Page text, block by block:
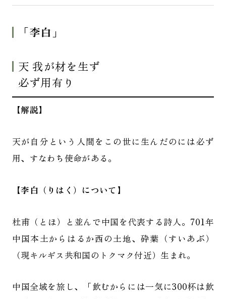
「李白 」
天 我が材を生ず
必ず用有り
【解説】
天が自分という人間をこの世に生んだのには必ず
用、すなわち使命がある。
【李白（りはく）について】
杜甫（とほ）と並んで中国を代表する詩人。701年
中国本土からはるか西の土地、砕葉（すいあぶ）
（現キルギス共和国のトクマク付近）生まれ。
中国全域を旅し、「飲むからには一気に300杯は飲